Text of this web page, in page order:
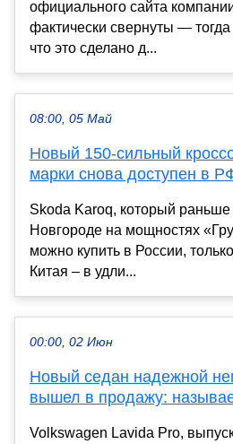
официального сайта
фактически свернуты —
что это сделано д...
08:00, 05 Май
Новый 150-сильный
марки снова доступен в
Skoda Karoq, который
Новгороде на мощностях
можно купить в России,
Китая – в удли...
00:00, 02 Июн
Новый седан надежной
вышел в продажу:
Volkswagen Lavida Pro,